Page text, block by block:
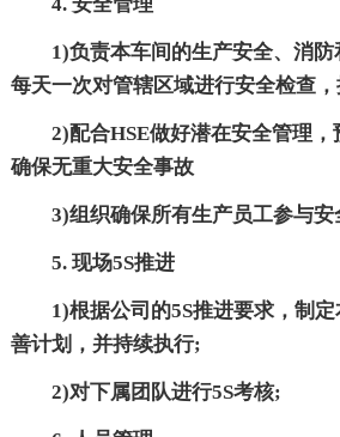
1)负责本车间的生产安全、消防
每天一次对管辖区域进行安全检查
2)配合HSE做好潜在安全管理，
确保无重大安全事故
3)组织确保所有生产员工参与安
5. 现场5S推进
1)根据公司的5S推进要求，制定
善计划，并持续执行;
2)对下属团队进行5S考核;